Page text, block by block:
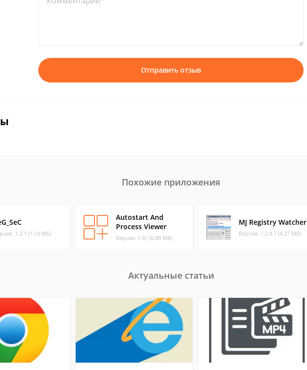
Отправить отзыв
Похожие приложения
1.2.1 (1.14 МБ)
Autostart And
Process Viewer
Версия: 1.41 (0.88 МБ)
MJ Registry Watcher
Версия: 1.2.8.7 (4.27 МБ)
Актуальные статьи